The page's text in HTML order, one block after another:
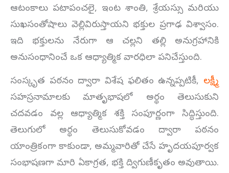
ఆటంకాలు పటాపంచలై, ఇంట శాంతి, శ్రేయస్సు మరియు
సుఖసంతోషాలు వెల్లివిరుస్తాయని భక్తుల ప్రగాఢ విశ్వాసం.
ఇది భక్తులను నేరుగా ఆ చల్లని తల్లి అనుగ్రహానికి
అనుసంధానించే ఒక ఆధ్యాత్మిక వారధిలా పనిచేస్తుంది.
సంస్కృత పఠనం ద్వారా విశేష ఫలితం ఉన్నప్పటికీ, లక్ష్మీ
సహస్రనామాలకు మాతృభాషలో అర్థం తెలుసుకుని
చదవడం వల్ల ఆధ్యాత్మిక శక్తి సంపూర్ణంగా సిద్ధిస్తుంది.
తెలుగులో అర్థం తెలుసుకోవడం ద్వారా పఠనం
యాంత్రికంగా కాకుండా, అమ్మవారితో చేసే హృదయపూర్వక
సంభాషణగా మారి ఏకాగ్రత, భక్తి ద్విగుణీకృతం అవుతాయి.